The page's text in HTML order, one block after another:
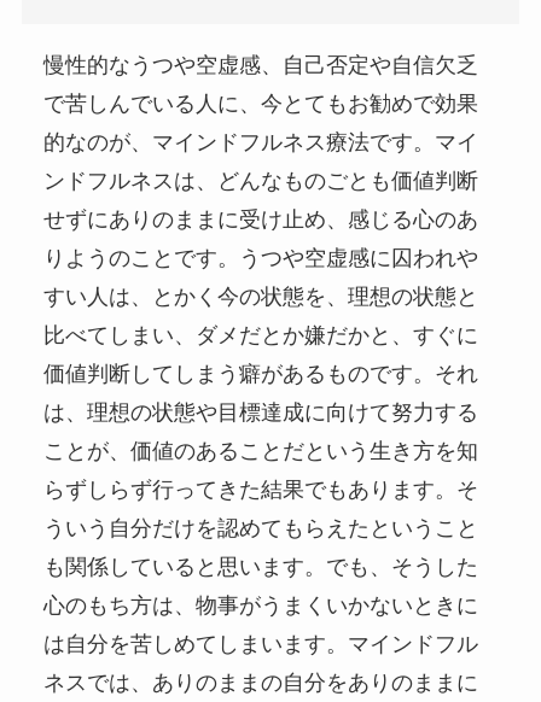
慢性的なうつや空虚感、自己否定や自信欠乏
で苦しんでいる人に、今とてもお勧めで効果
的なのが、マインドフルネス療法です。マイ
ンドフルネスは、どんなものごとも価値判断
せずにありのままに受け止め、感じる心のあ
りようのことです。うつや空虚感に囚われや
すい人は、とかく今の状態を、理想の状態と
比べてしまい、ダメだとか嫌だかと、すぐに
価値判断してしまう癖があるものです。それ
は、理想の状態や目標達成に向けて努力する
ことが、価値のあることだという生き方を知
らずしらず行ってきた結果でもあります。そ
ういう自分だけを認めてもらえたということ
も関係していると思います。でも、そうした
心のもち方は、物事がうまくいかないときに
は自分を苦しめてしまいます。マインドフル
ネスでは、ありのままの自分をありのままに